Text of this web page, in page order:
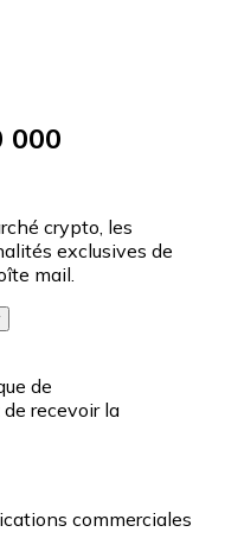
000
crypto, les
exclusives de
mail.
de
recevoir la
commerciales